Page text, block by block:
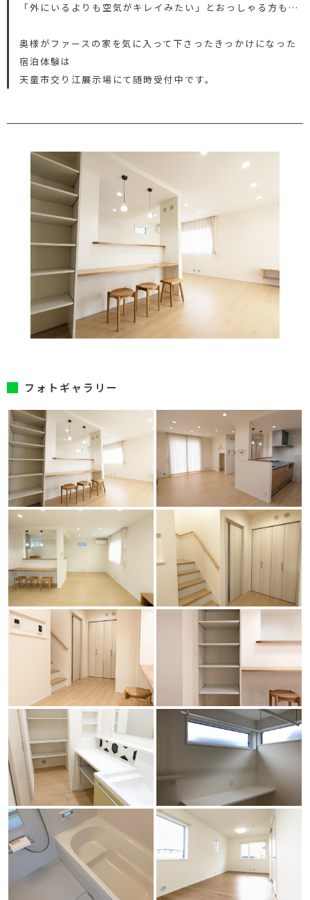
「外にいるよりも空気がキレイみたい」とおっしゃる方も…
奥様がファースの家を気に入って下さったきっかけになった
宿泊体験は
天童市交り江展示場にて随時受付中です。
フォトギャラリー